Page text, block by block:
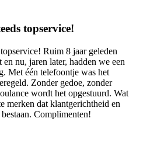
topservice!
Ruim 8 jaar geleden
nu, jaren later, hadden we een
Met één telefoontje was het
Zonder gedoe, zonder
wordt het opgestuurd. Wat
merken dat klantgerichtheid en
Complimenten!